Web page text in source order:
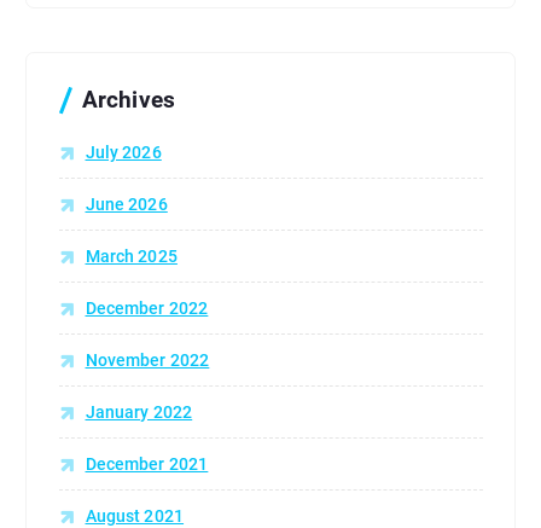
Archives
July 2026
June 2026
March 2025
December 2022
November 2022
January 2022
December 2021
August 2021